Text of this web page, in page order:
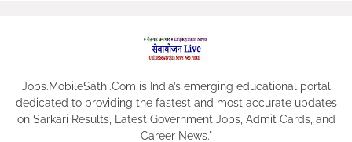
Jobs.MobileSathi.Com is India’s emerging educational portal
dedicated to providing the fastest and most accurate updates
on Sarkari Results, Latest Government Jobs, Admit Cards, and
Career News."